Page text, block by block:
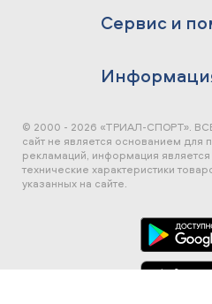
Сервис и
© 2000 - 2026 «ТРИАЛ-СПОРТ».
сайт не является основанием для
рекламаций, информация
технические характеристики
указанных на сайте.